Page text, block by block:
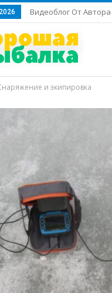
Видеоблог От Автора
и экипировка